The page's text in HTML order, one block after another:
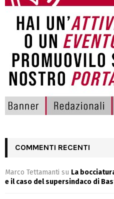
COMMENTI RECENTI
Marco Tettamanti su La
e il caso del supersindaco di